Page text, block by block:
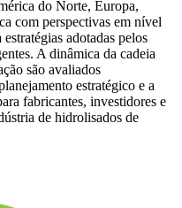
do Norte, Europa,
com perspectivas em nível
adotadas pelos
A dinâmica da cadeia
são avaliados
estratégico e a
fabricantes, investidores e
de hidrolisados ​​de